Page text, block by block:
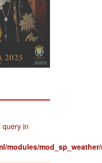
query in
modules/